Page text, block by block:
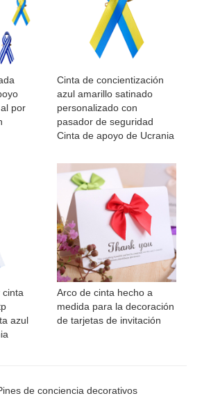
por
Cinta de concientización
azul amarillo satinado
personalizado con
pasador de seguridad
Cinta de apoyo de Ucrania
cinta
azul
Arco de cinta hecho a
medida para la decoración
de tarjetas de invitación
de conciencia decorativos